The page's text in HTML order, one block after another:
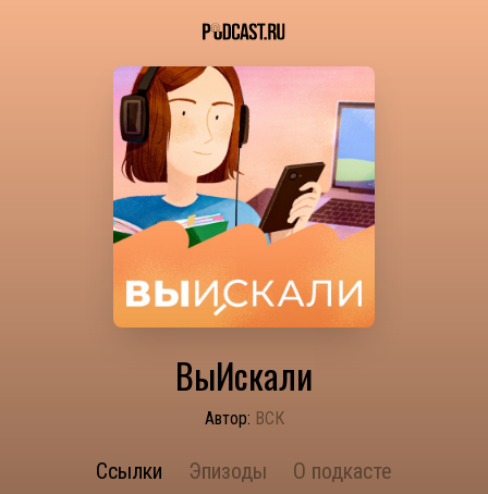
ВыИскали
Автор: ВСК
Ссылки Эпизоды О подкасте